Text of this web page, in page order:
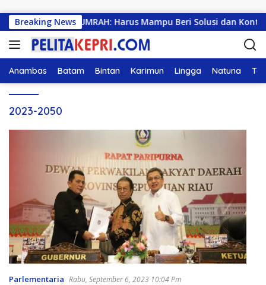
Breaking News
Mahasiswa KKN UMRAH: Harus Mampu Beri Solusi dan
Anambas Batam Bintan Karimun Lingga Natuna
2023-2050
Parlementaria Rabu, September 6, 2023 10:04 Pm